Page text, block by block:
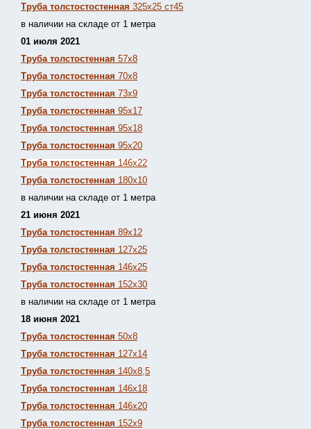
Труба толстостостенная 325х25 ст45
в наличии на складе от 1 метра
01 июля 2021
Труба толстостенная 57х8
Труба толстостенная 70х8
Труба толстостенная 73х9
Труба толстостенная 95х17
Труба толстостенная 95х18
Труба толстостенная 95х20
Труба толстостенная 146х22
Труба толстостенная 180х10
в наличии на складе от 1 метра
21 июня 2021
Труба толстостенная 89х12
Труба толстостенная 127х25
Труба толстостенная 146х25
Труба толстостенная 152х30
в наличии на складе от 1 метра
18 июня 2021
Труба толстостенная 50х8
Труба толстостенная 127х14
Труба толстостенная 140х8,5
Труба толстостенная 146х18
Труба толстостенная 146х20
Труба толстостенная 152х9